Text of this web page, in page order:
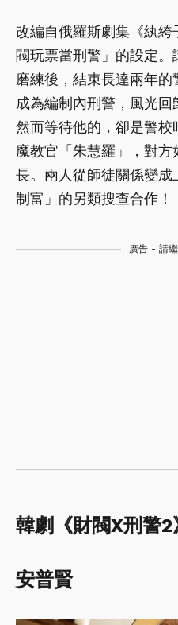
改編自俄羅斯劇集《紈
閥玩票當刑警」的設定
磨練後，結束長達兩年
成為編制內刑警，風光回
然而等待他的，卻是警
魔教官「朱慧羅」，對
長。兩人從師徒關係變
制富」的另類搜查合作！
廣告 - 請
韓劇《財閥X刑警
安普賢